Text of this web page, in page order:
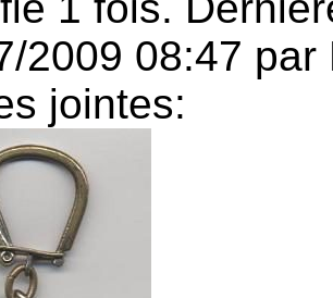
2009 08:47 par
jointes: